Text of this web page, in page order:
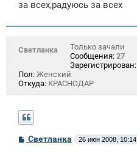
за всех,радуюсь за всех
Светланка
Только зачали
Сообщения: 27
Зарегистрирован:
Пол: Женский
Откуда: КРАСНОДАР
С
о
Светланка 26 июн 2008, 10:14